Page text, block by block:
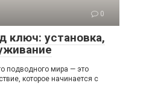
0
ключ: установка,
подводного мира — это
которое начинается с